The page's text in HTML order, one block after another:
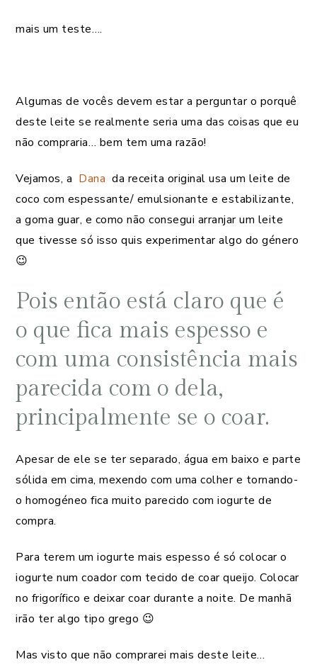
mais um teste….
Algumas de vocês devem estar a perguntar o porquê
deste leite se realmente seria uma das coisas que eu
não compraria… bem tem uma razão!
Vejamos, a Dana da receita original usa um leite de
coco com espessante/ emulsionante e estabilizante,
a goma guar, e como não consegui arranjar um leite
que tivesse só isso quis experimentar algo do género
😉
Pois então está claro que é
o que fica mais espesso e
com uma consistência mais
parecida com o dela,
principalmente se o coar.
Apesar de ele se ter separado, água em baixo e parte
sólida em cima, mexendo com uma colher e tornando-
o homogéneo fica muito parecido com iogurte de
compra.
Para terem um iogurte mais espesso é só colocar o
iogurte num coador com tecido de coar queijo. Colocar
no frigorífico e deixar coar durante a noite. De manhã
irão ter algo tipo grego 😉
Mas visto que não comprarei mais deste leite…